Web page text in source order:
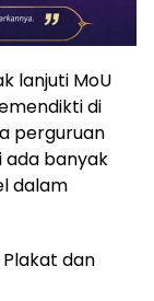
lanjuti MoU
di
perguruan
ada banyak
dalam
dan